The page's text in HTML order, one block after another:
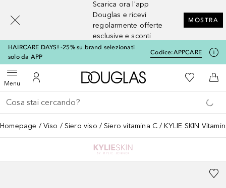
Scarica ora l'app
Douglas e ricevi
regolarmente offerte
esclusive e sconti
MOSTRA
HAIRCARE DAYS! -25% su brand selezionati
solo da APP
Codice:APPCARE
MenuApri menuAl Mio Account
A Douglas HomeAlla Mia
Al
Torna indietro
Esegui ricerca
Homepage Viso Siero viso Siero vitamina C KYLIE SKIN
[navigation.slideout.screenreader]